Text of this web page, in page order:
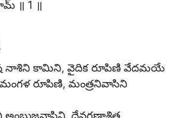
॥ 1 ॥
నాశిని కామిని, వైదిక రూపిణి వేదమయే
మంగళ రూపిణి, మంత్రనివాసిని
దేవగణాశ్రిత